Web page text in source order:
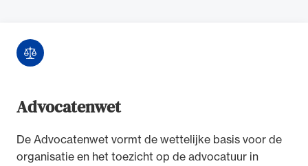
Advocatenwet
De Advocatenwet vormt de wettelijke basis voor de
organisatie en het toezicht op de advocatuur in
geheimhoudernummers.